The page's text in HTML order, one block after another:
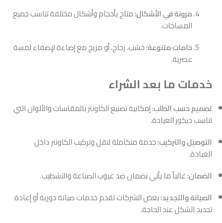
مرونة في الأشكال:متاح بأحجام وأشكال مختلفة تناسب جميع
المساحات.
خامات متنوعة:خشب، زجاج، أو مزيج مع إضاءة لإضفاء لمسة
عصرية.
خدمات ما بعد الشراء
تصميم حسب الطلب:إمكانية تصنيع الكاونتر بالمقاسات والألوان التي
تناسب ديكور العيادة.
التوصيل والتركيب:خدمة متكاملة لنقل وتركيب الكاونتر داخل
العيادة.
الضمان:غالباً ما يأتي بضمان ضد عيوب الصناعة والتشطيب.
الصيانة والتجديد:بعض الشركات تقدم خدمات صيانة دورية أو إعادة
تجديد الشكل عند الحاجة.